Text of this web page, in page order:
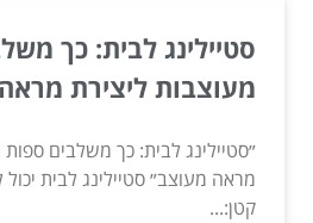
סטיילינג לבית: כך
מעוצבות ליצירת
״סטיילינג לבית: כך משלבים
מראה מעוצב״ סטיילינג לבית
קטן:...